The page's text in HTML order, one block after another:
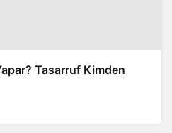
Tasarruf Kimden